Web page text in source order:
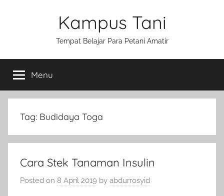
Kampus Tani
Tempat Belajar Para Petani Amatir
Menu
Tag: Budidaya Toga
Cara Stek Tanaman Insulin
Posted on 8 April 2019 by abdurrosyid